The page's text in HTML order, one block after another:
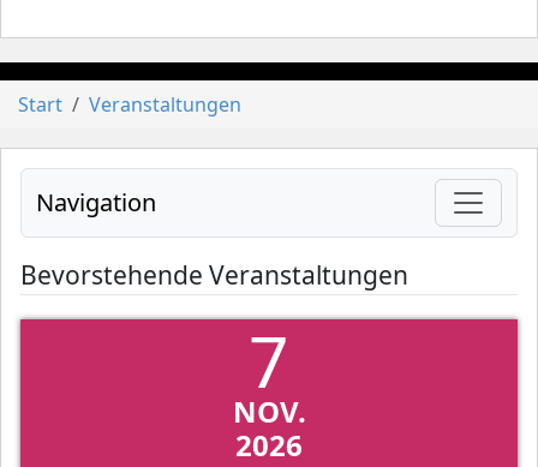
Start Veranstaltungen
Navigation
Bevorstehende Veranstaltungen
7
NOV.
2026